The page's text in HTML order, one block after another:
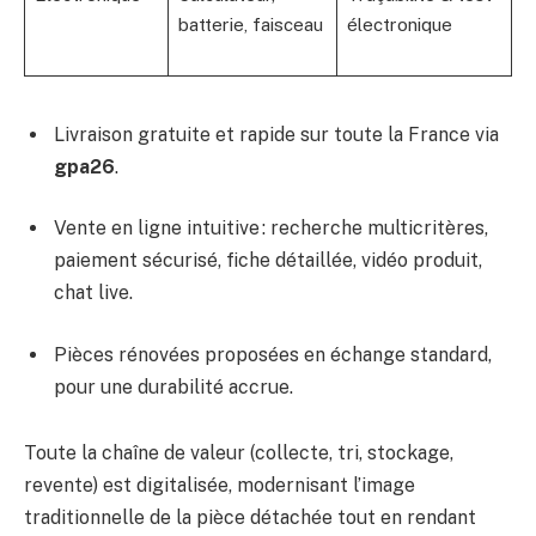
batterie, faisceau
électronique
Livraison gratuite et rapide sur toute la France via
gpa26.
Vente en ligne intuitive : recherche multicritères,
paiement sécurisé, fiche détaillée, vidéo produit,
chat live.
Pièces rénovées proposées en échange standard,
pour une durabilité accrue.
Toute la chaîne de valeur (collecte, tri, stockage,
revente) est digitalisée, modernisant l’image
traditionnelle de la pièce détachée tout en rendant